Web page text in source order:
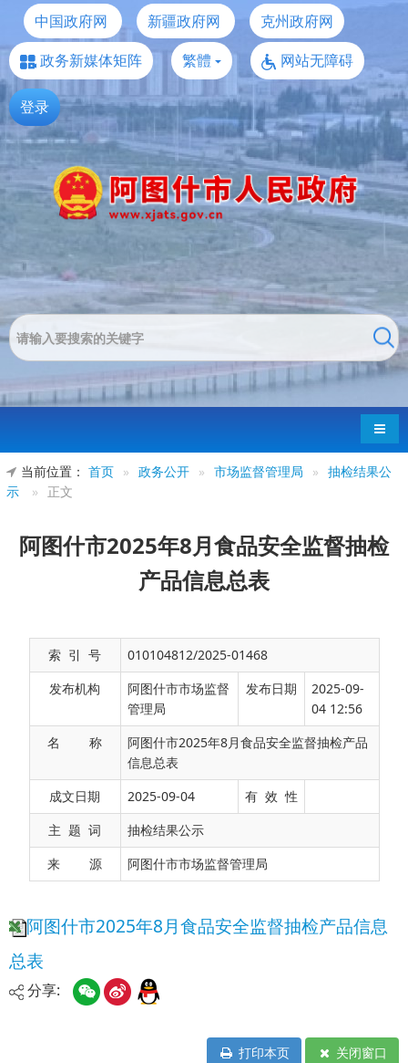
中国政府网 新疆政府网
克州政府网
政务新媒体矩阵
繁體 网站无障碍
登录
导航
当前位置： 首页 » 政务公开 » 市场监督管理局 » 抽检结果公
示
» 正文
阿图什市2025年8月食品安全监督抽检
产品信息总表
索 引 号
010104812/2025-01468
发布机构
阿图什市市场监督
管理局
发布日期
2025-09-
04 12:56
名 称
阿图什市2025年8月食品安全监督抽检产品
信息总表
成文日期
2025-09-04
有 效 性
主 题 词
抽检结果公示
来 源
阿图什市市场监督管理局
阿图什市2025年8月食品安全监督抽检产品信息
分享:
打印本页 关闭窗口